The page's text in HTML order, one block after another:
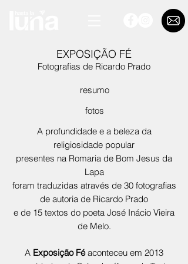
A profundidade e a beleza da
religiosidade popular
presentes na Romaria de Bom Jesus da
Lapa
foram traduzidas através de 30 fotografias
de autoria de Ricardo Prado
e de 15 textos do poeta José Inácio Vieira
de Melo.
A Exposição Féaconteceu em 2013
EXPOSIÇÃO FÉ
Fotografias de Ricardo Prado
resumo
fotos